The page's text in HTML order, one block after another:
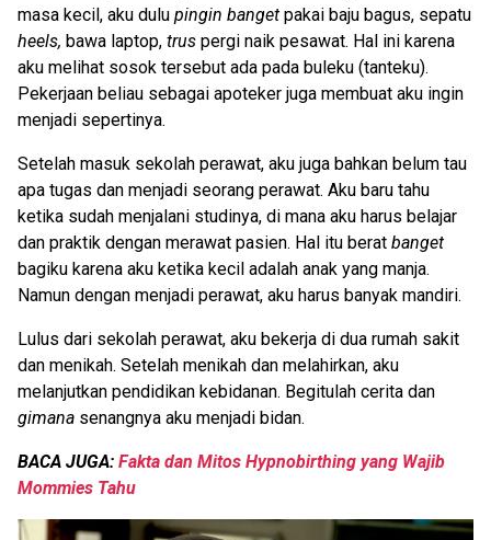
masa kecil, aku dulu pingin banget pakai baju bagus, sepatu
heels, bawa laptop, trus pergi naik pesawat. Hal ini karena
aku melihat sosok tersebut ada pada buleku (tanteku).
Pekerjaan beliau sebagai apoteker juga membuat aku ingin
menjadi sepertinya.
Setelah masuk sekolah perawat, aku juga bahkan belum tau
apa tugas dan menjadi seorang perawat. Aku baru tahu
ketika sudah menjalani studinya, di mana aku harus belajar
dan praktik dengan merawat pasien. Hal itu berat banget
bagiku karena aku ketika kecil adalah anak yang manja.
Namun dengan menjadi perawat, aku harus banyak mandiri.
Lulus dari sekolah perawat, aku bekerja di dua rumah sakit
dan menikah. Setelah menikah dan melahirkan, aku
melanjutkan pendidikan kebidanan. Begitulah cerita dan
gimana senangnya aku menjadi bidan.
BACA JUGA: Fakta dan Mitos Hypnobirthing yang Wajib
Mommies Tahu